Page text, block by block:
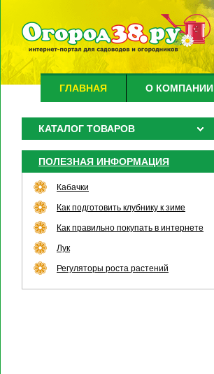
ГЛАВНАЯ О КОМПАНИИ
КАТАЛОГ ТОВАРОВ
ПОЛЕЗНАЯ ИНФОРМАЦИЯ
Кабачки
Как подготовить клубнику к зиме
Как правильно покупать в интернете
Лук
Регуляторы роста растений